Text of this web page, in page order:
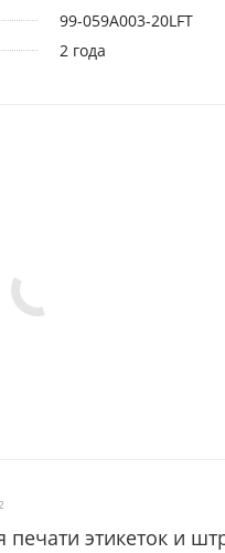
99-059A003-20LFT
2 года
этикеток и